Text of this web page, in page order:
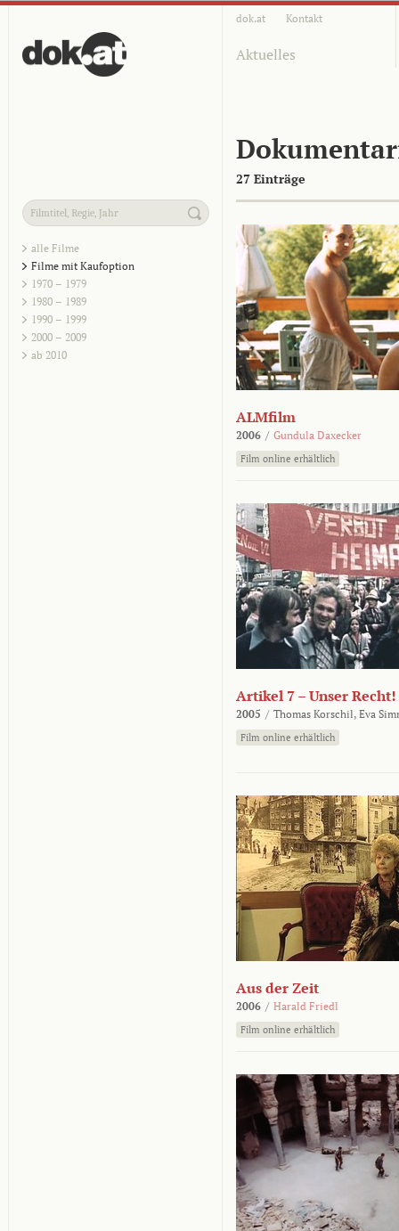
dok.at Kontakt
Aktuelles
27 Einträge
alle Filme
Filme mit Kaufoption
1970 – 1979
1980 – 1989
1990 – 1999
2000 – 2009
ab 2010
ALMfilm
2006 / Gundula Daxecker
Film online erhältlich
Artikel 7 – Unser Recht!
2005 / Thomas Korschil, Eva
Film online erhältlich
Aus der Zeit
2006 / Harald Friedl
Film online erhältlich